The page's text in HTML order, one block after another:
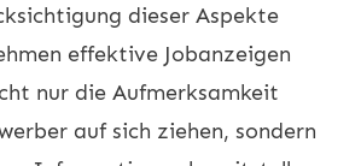
dieser Aspekte
effektive Jobanzeigen
nur die Aufmerksamkeit
auf sich ziehen, sondern